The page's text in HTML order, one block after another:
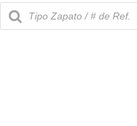
Búsqueda
de
productos